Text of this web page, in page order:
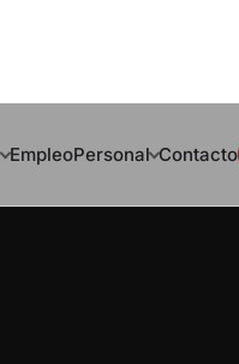
EmpleoPersonal Contacto